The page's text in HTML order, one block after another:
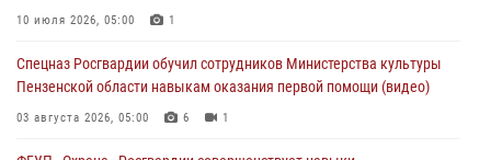
Росгвардейцы Пензенской области отмечают 35-летие дежурной
03 августа 2026, 05:15
10 июля 2026, 05:00 1
Спецназ Росгвардии обучил сотрудников Министерства культуры
Пензенской области навыкам оказания первой помощи (видео)
03 августа 2026, 05:00 6 1